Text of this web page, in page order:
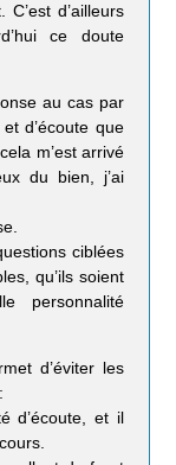
d’ailleurs
ce doute
au cas par
d’écoute que
m’est arrivé
du bien, j’ai
ciblées
qu’ils soient
personnalité
d’éviter les
d’écoute, et il